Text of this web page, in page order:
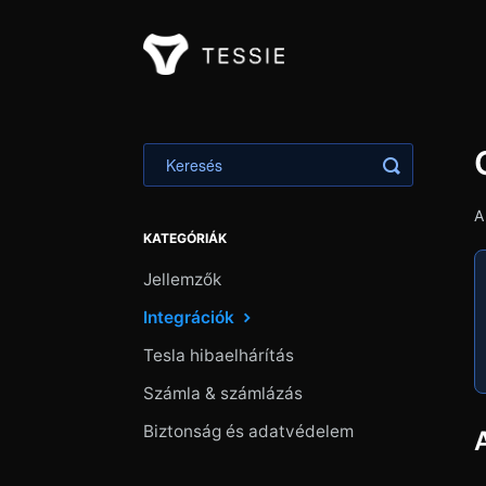
Toggle
KATEGÓRIÁK
Jellemzők
Integrációk
Tesla hibaelhárítás
Számla & számlázás
Biztonság és adatvédelem